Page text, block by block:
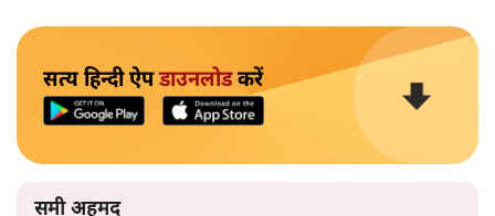
सत्य हिन्दी ऐपडाउनलोडकरें
समी अहमद